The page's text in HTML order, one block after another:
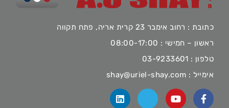
כתובת : רחוב אימבר 23 קרית אריה, פתח תקווה
ראשון – חמישי : 08:00-17:00
טלפון : 03-9233601
אימייל : shay@uriel-shay.com